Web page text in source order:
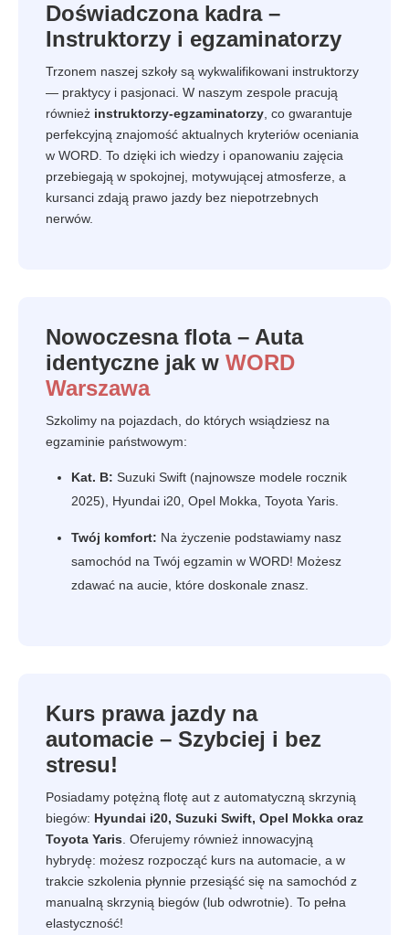
Doświadczona kadra –
Instruktorzy i egzaminatorzy
Trzonem naszej szkoły są wykwalifikowani instruktorzy
— praktycy i pasjonaci. W naszym zespole pracują
również instruktorzy-egzaminatorzy , co gwarantuje
perfekcyjną znajomość aktualnych kryteriów oceniania
w WORD. To dzięki ich wiedzy i opanowaniu zajęcia
przebiegają w spokojnej, motywującej atmosferze, a
kursanci zdają prawo jazdy bez niepotrzebnych
nerwów.
Nowoczesna flota – Auta
identyczne jak w WORD
Warszawa
Szkolimy na pojazdach, do których wsiądziesz na
egzaminie państwowym:
Kat. B: Suzuki Swift (najnowsze modele rocznik
2025), Hyundai i20, Opel Mokka, Toyota Yaris.
Twój komfort: Na życzenie podstawiamy nasz
samochód na Twój egzamin w WORD! Możesz
zdawać na aucie, które doskonale znasz.
Kurs prawa jazdy na
automacie – Szybciej i bez
stresu!
Posiadamy potężną flotę aut z automatyczną skrzynią
biegów: Hyundai i20, Suzuki Swift, Opel Mokka oraz
Toyota Yaris . Oferujemy również innowacyjną
hybrydę: możesz rozpocząć kurs na automacie, a w
trakcie szkolenia płynnie przesiąść się na samochód z
manualną skrzynią biegów (lub odwrotnie). To pełna
elastyczność!